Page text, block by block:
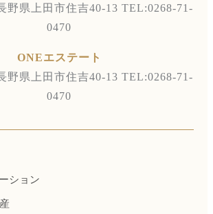
県上田市住吉40-13 TEL:0268-71-
0470
ONEエステート
県上田市住吉40-13 TEL:0268-71-
0470
ション